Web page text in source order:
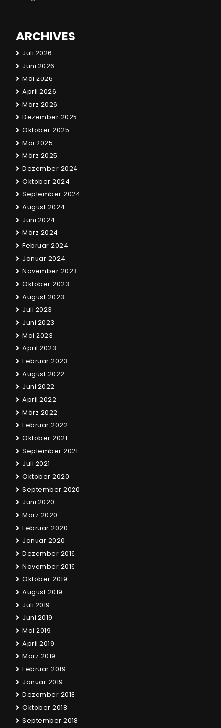
ARCHIVES
Juli 2026
Juni 2026
Mai 2026
April 2026
März 2026
Dezember 2025
Oktober 2025
Mai 2025
März 2025
Dezember 2024
Oktober 2024
September 2024
August 2024
Juni 2024
März 2024
Februar 2024
Januar 2024
November 2023
Oktober 2023
August 2023
Juli 2023
Juni 2023
Mai 2023
April 2023
Februar 2023
August 2022
Juni 2022
April 2022
März 2022
Februar 2022
Oktober 2021
September 2021
Juli 2021
Oktober 2020
September 2020
Juni 2020
März 2020
Februar 2020
Januar 2020
Dezember 2019
November 2019
Oktober 2019
August 2019
Juli 2019
Juni 2019
Mai 2019
April 2019
März 2019
Februar 2019
Januar 2019
Dezember 2018
Oktober 2018
September 2018